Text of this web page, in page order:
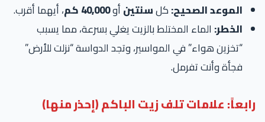
الموعد الصحيح:كلسنتينأو40,000 كم
، أيهما أقرب.
الخطر:الماء المختلط بالزيت يغلي بسرعة، مما يسبب
“تخزين هواء” في المواسير، وتجد الدواسة “نزلت للأرض”
فجأة وأنت تفرمل.
علامات تلف زيت الباكم (إحذر منها)